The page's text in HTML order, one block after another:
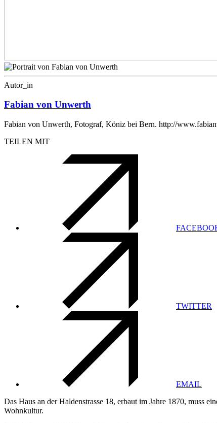
Autor_in
Fabian von Unwerth
Fabian von Unwerth, Fotograf, Köniz bei Bern. http://
TEILEN MIT
TWITTER
EMAIL
Das Haus an der Haldenstrasse 18, erbaut im Jahre 1870, muss
Wohnkultur.